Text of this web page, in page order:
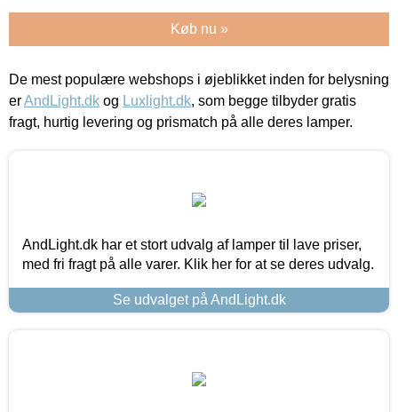
Køb nu »
De mest populære webshops i øjeblikket inden for belysning
erAndLight.dk og Luxlight.dk, som begge tilbyder gratis
fragt, hurtig levering og prismatch på alle deres lamper.
AndLight.dk har et stort udvalg af lamper til lave priser,
med fri fragt på alle varer. Klik her for at se deres udvalg.
Se udvalget på AndLight.dk